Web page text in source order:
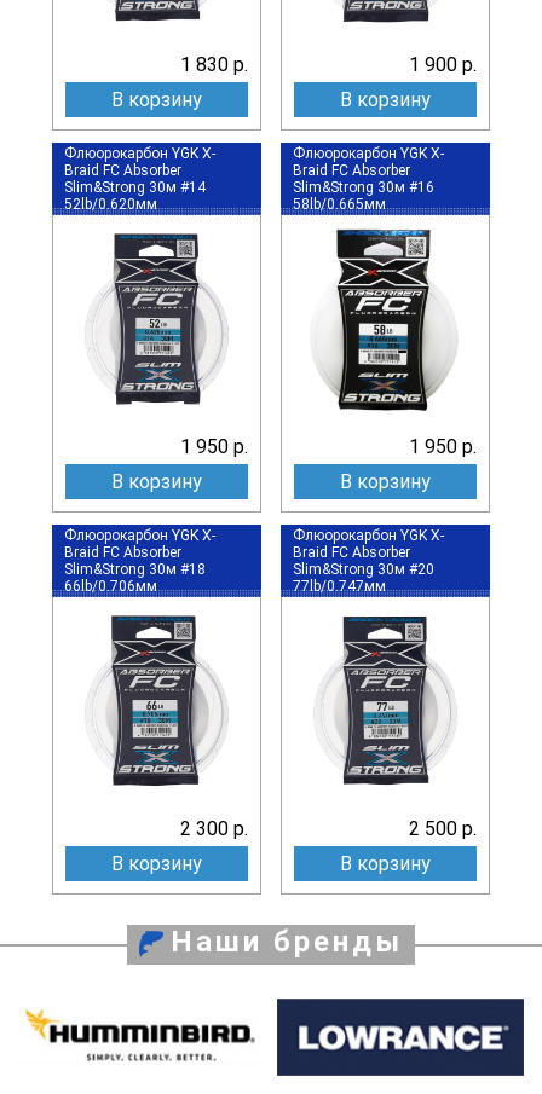
1 830 р.
В корзину
1 900 р.
В корзину
Флюорокарбон YGK X-
Braid FC Absorber
Slim&Strong 30м #14
52lb/0.620мм
1 950 р.
В корзину
Флюорокарбон YGK X-
Braid FC Absorber
Slim&Strong 30м #16
58lb/0.665мм
1 950 р.
В корзину
Флюорокарбон YGK X-
Braid FC Absorber
Slim&Strong 30м #18
66lb/0.706мм
2 300 р.
В корзину
Флюорокарбон YGK X-
Braid FC Absorber
Slim&Strong 30м #20
77lb/0.747мм
2 500 р.
В корзину
Наши бренды